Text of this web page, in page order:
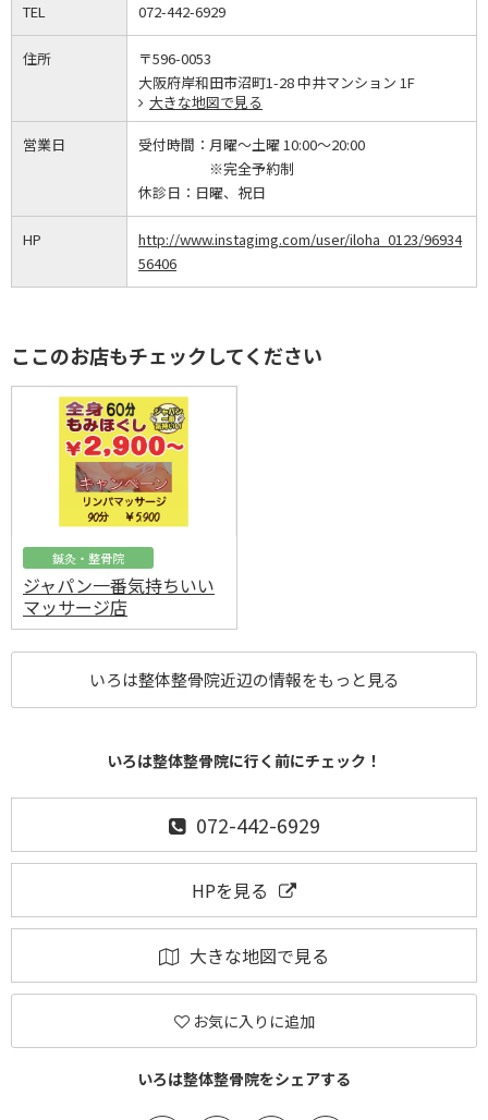
TEL 072-442-6929
住所
〒596-0053
大阪府岸和田市沼町1-28 中井マンション 1F
大きな地図で見る
営業日 受付時間： 月曜～土曜 10:00～20:00
※完全予約制
休診日： 日曜、祝日
HP
http://www.instagimg.com/user/iloha_0123/96934
56406
ここのお店もチェックしてください
鍼灸・整骨院
ジャパン一番気持ちいい
マッサージ店
いろは整体整骨院近辺の情報をもっと見る
いろは整体整骨院に行く前にチェック！
072-442-6929
HPを見る
大きな地図で見る
お気に入りに追加
いろは整体整骨院をシェアする